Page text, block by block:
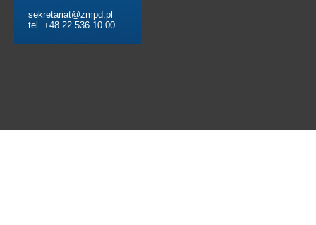
sekretariat@zmpd.pl
tel. +48 22 536 10 00